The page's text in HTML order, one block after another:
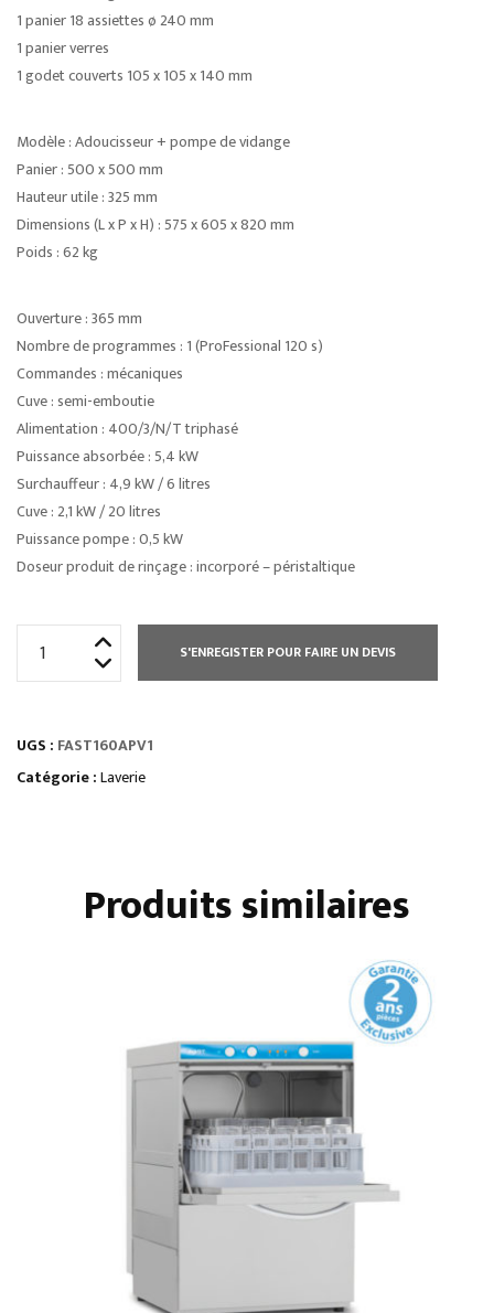
1 panier 18 assiettes ø 240 mm
1 panier verres
1 godet couverts 105 x 105 x 140 mm
Modèle : Adoucisseur + pompe de vidange
Panier : 500 x 500 mm
Hauteur utile : 325 mm
Dimensions (L x P x H) : 575 x 605 x 820 mm
Poids : 62 kg
Ouverture : 365 mm
Nombre de programmes : 1 (ProFessional 120 s)
Commandes : mécaniques
Cuve : semi-emboutie
Alimentation : 400/3/N/T triphasé
Puissance absorbée : 5,4 kW
Surchauffeur : 4,9 kW / 6 litres
Cuve : 2,1 kW / 20 litres
Puissance pompe : 0,5 kW
Doseur produit de rinçage : incorporé – péristaltique
FAST
500
ADOUCISSEUR
S'ENREGISTER POUR FAIRE UN DEVIS
UGS : FAST160APV1
Catégorie :Laverie
Produits similaires